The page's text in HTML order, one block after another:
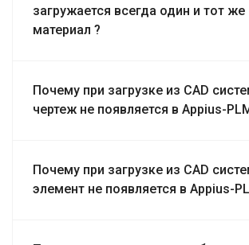
загружается всегда один и тот же
материал ?
Почему при загрузке из CAD
чертеж не появляется в Appius-
Почему при загрузке из CAD
элемент не появляется в Appius-